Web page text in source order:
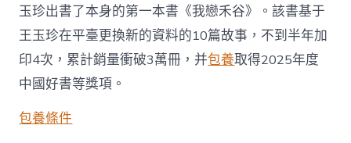
玉珍出書了本身的第一本書《我戀禾谷》。該書基于
王玉珍在平臺更換新的資料的10篇故事，不到半年加
印4次，累計銷量衝破3萬冊，并包養取得2025年度
中國好書等獎項。
包養條件